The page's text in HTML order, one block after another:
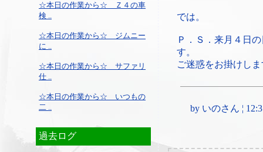
☆本日の作業から☆ Ｚ４の車
検 ..
☆本日の作業から☆ ジムニー
に ..
☆本日の作業から☆ サファリ
仕 ..
☆本日の作業から☆ いつもの
二 ..
過去ログ
では。
Ｐ．Ｓ．来月４日
す。
ご迷惑をお掛けし
by いのさん ¦